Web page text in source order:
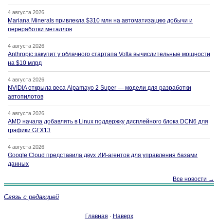
4 августа 2026
Mariana Minerals привлекла $310 млн на автоматизацию добычи и
переработки металлов
4 августа 2026
Anthropic закупит у облачного стартапа Volta вычислительные мощности
на $10 млрд
4 августа 2026
NVIDIA открыла веса Alpamayo 2 Super — модели для разработки
автопилотов
4 августа 2026
AMD начала добавлять в Linux поддержку дисплейного блока DCN6 для
графики GFX13
4 августа 2026
Google Cloud представила двух ИИ-агентов для управления базами
данных
Все новости →
Связь с редакцией
Главная · Наверх